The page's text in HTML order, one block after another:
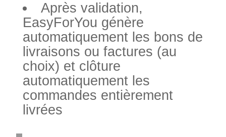
Après validation,
EasyForYou génère
automatiquement les bons de
livraisons ou factures (au
choix) et clôture
automatiquement les
commandes entièrement
livrées